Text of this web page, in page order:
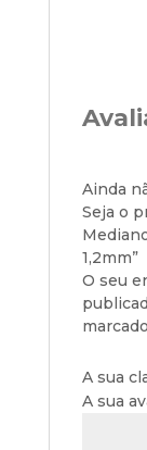
Ainda
Seja o
1,2mm”
O seu
A sua
A sua